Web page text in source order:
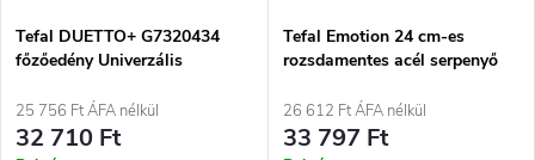
Tefal DUETTO+ G7320434
főzőedény Univerzális
25 756 Ft ÁFA nélkül
32 710 Ft
Tefal Emotion 24 cm-es
rozsdamentes acél serpenyő
26 612 Ft ÁFA nélkül
33 797 Ft